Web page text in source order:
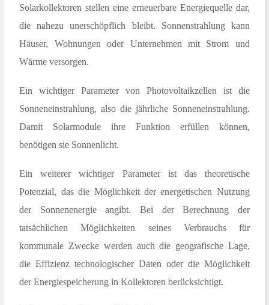
Solarkollektoren stellen eine erneuerbare Energiequelle dar,
die nahezu unerschöpflich bleibt. Sonnenstrahlung kann
Häuser, Wohnungen oder Unternehmen mit Strom und
Wärme versorgen.
Ein wichtiger Parameter von Photovoltaikzellen ist die
Sonneneinstrahlung, also die jährliche Sonneneinstrahlung.
Damit Solarmodule ihre Funktion erfüllen können,
benötigen sie Sonnenlicht.
Ein weiterer wichtiger Parameter ist das theoretische
Potenzial, das die Möglichkeit der energetischen Nutzung
der Sonnenenergie angibt. Bei der Berechnung der
tatsächlichen Möglichkeiten seines Verbrauchs für
kommunale Zwecke werden auch die geografische Lage,
die Effizienz technologischer Daten oder die Möglichkeit
der Energiespeicherung in Kollektoren berücksichtigt.